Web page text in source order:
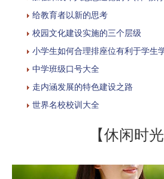
给教育者以新的思考
校园文化建设实施的三个层级
小学生如何合理排座位有利于学生
中学班级口号大全
走内涵发展的特色建设之路
世界名校校训大全
【休闲时光